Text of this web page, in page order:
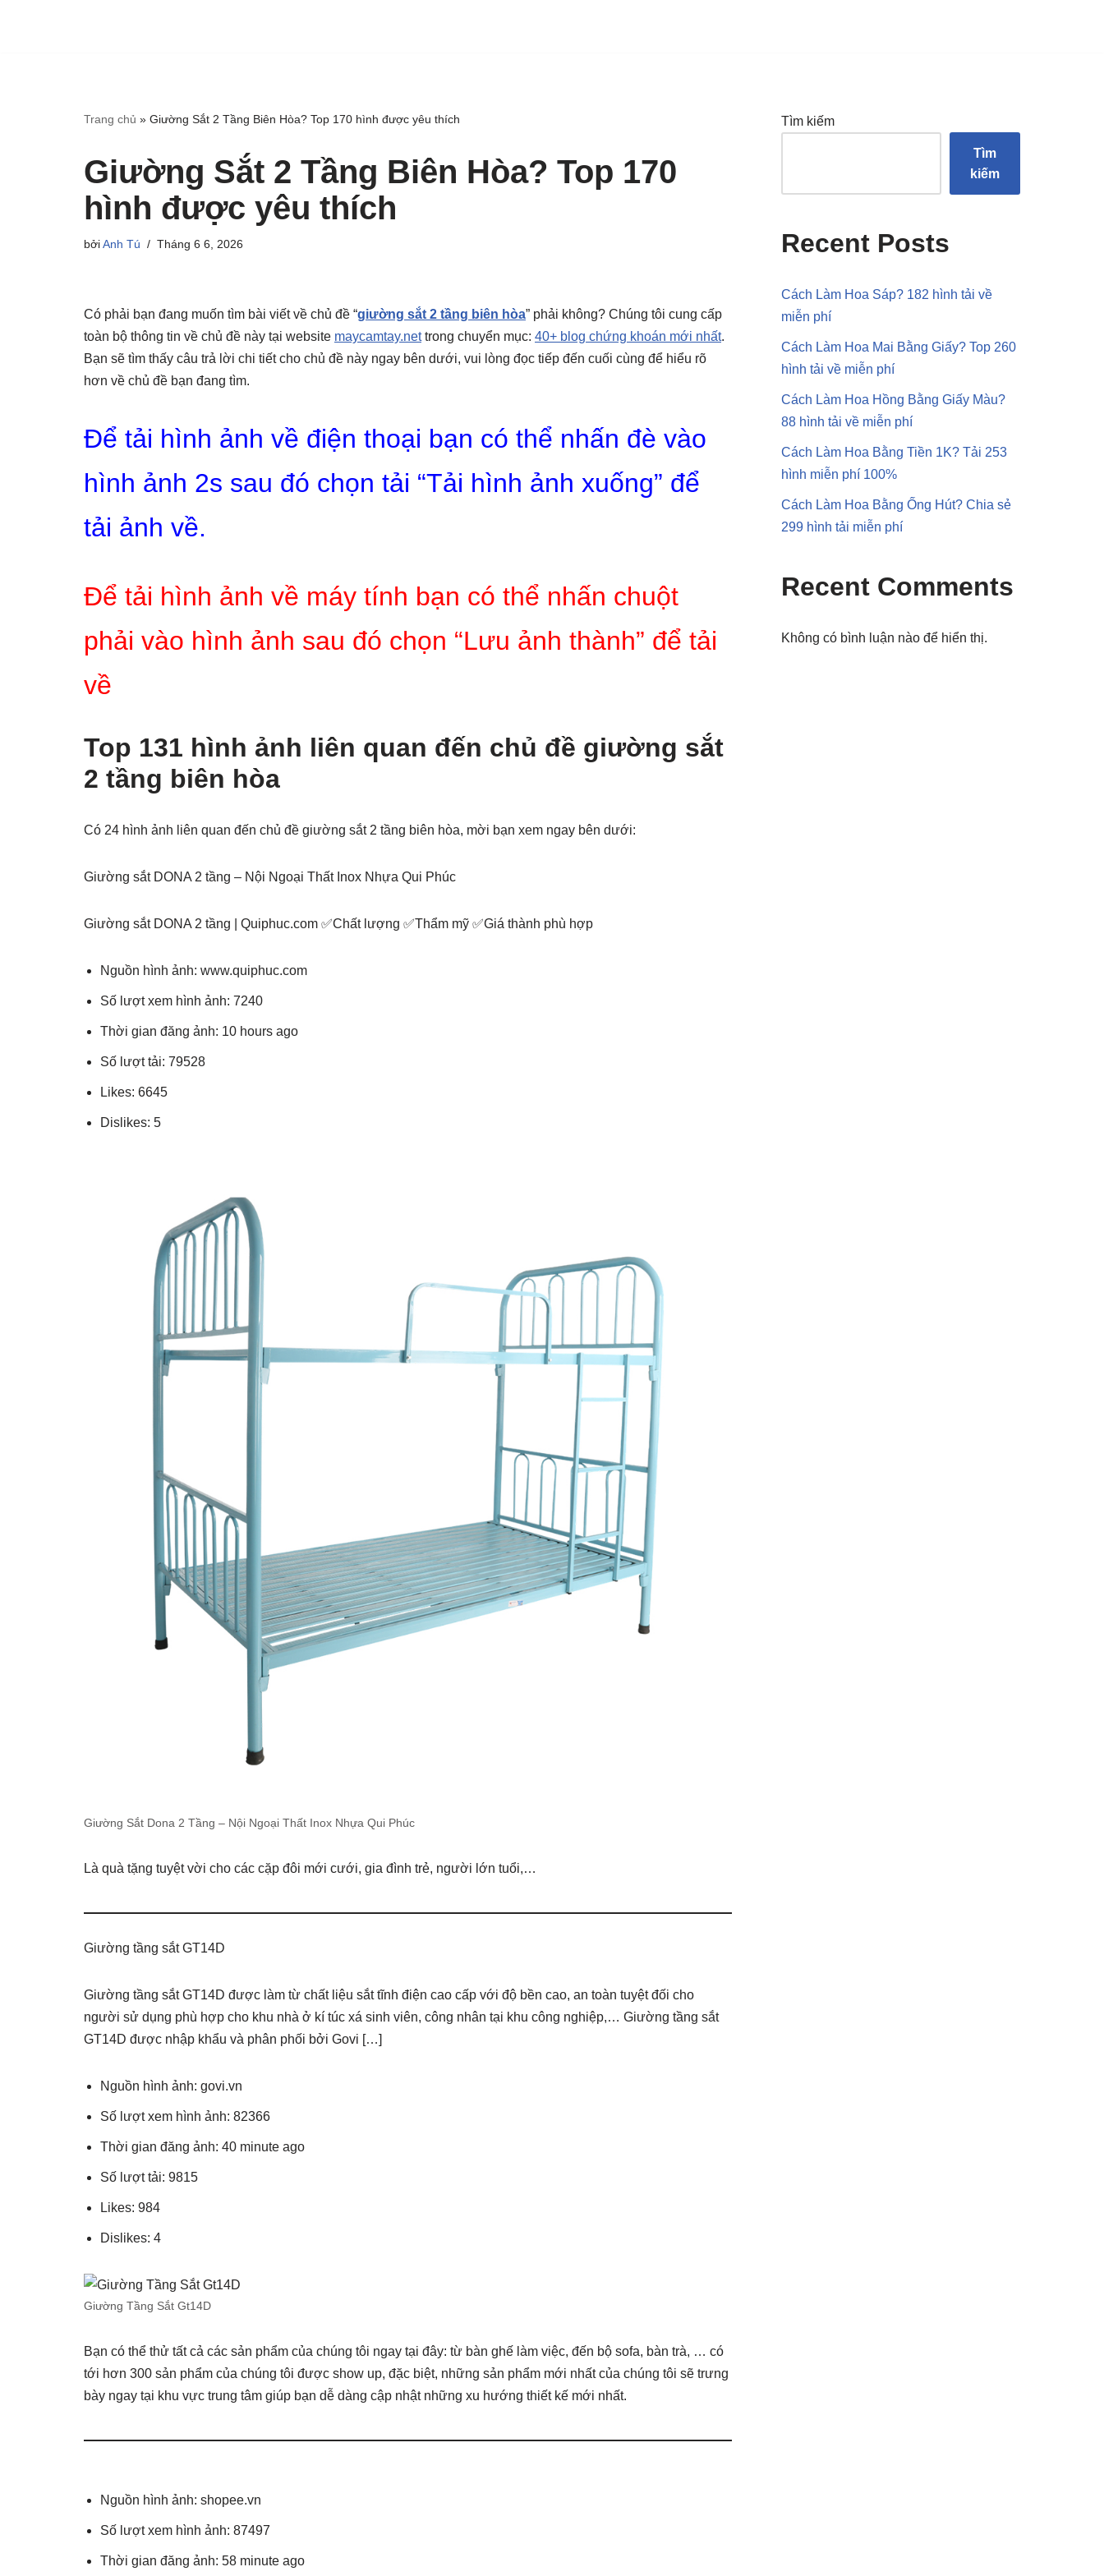
Trang chủ » Giường Sắt 2 Tầng Biên Hòa? Top 170 hình được yêu thích
Giường Sắt 2 Tầng Biên Hòa? Top 170
hình được yêu thích
bởiAnh Tú Tháng 6 6, 2026
Có phải bạn đang muốn tìm bài viết về chủ đề “giường sắt 2 tầng biên hòa” phải không? Chúng tôi cung cấp
toàn bộ thông tin về chủ đề này tại website maycamtay.nettrong chuyển mục: 40+ blog chứng khoán mới nhất.
Bạn sẽ tìm thấy câu trả lời chi tiết cho chủ đề này ngay bên dưới, vui lòng đọc tiếp đến cuối cùng để hiểu rõ
hơn về chủ đề bạn đang tìm.
Để tải hình ảnh về điện thoại bạn có thể nhấn đè vào
hình ảnh 2s sau đó chọn tải “Tải hình ảnh xuống” để
tải ảnh về.
Để tải hình ảnh về máy tính bạn có thể nhấn chuột
phải vào hình ảnh sau đó chọn “Lưu ảnh thành” để tải
về
Top 131 hình ảnh liên quan đến chủ đề giường sắt
2 tầng biên hòa
Có 24 hình ảnh liên quan đến chủ đề giường sắt 2 tầng biên hòa, mời bạn xem ngay bên dưới:
Giường sắt DONA 2 tầng – Nội Ngoại Thất Inox Nhựa Qui Phúc
Giường sắt DONA 2 tầng | Quiphuc.com ✅Chất lượng ✅Thẩm mỹ ✅Giá thành phù hợp
Nguồn hình ảnh: www.quiphuc.com
Số lượt xem hình ảnh: 7240
Thời gian đăng ảnh: 10 hours ago
Số lượt tải: 79528
Likes: 6645
Dislikes: 5
Giường Sắt Dona 2 Tầng – Nội Ngoại Thất Inox Nhựa Qui Phúc
Là quà tặng tuyệt vời cho các cặp đôi mới cưới, gia đình trẻ, người lớn tuổi,…
Giường tầng sắt GT14D
Giường tầng sắt GT14D được làm từ chất liệu sắt tĩnh điện cao cấp với độ bền cao, an toàn tuyệt đối cho
người sử dụng phù hợp cho khu nhà ở kí túc xá sinh viên, công nhân tại khu công nghiệp,… Giường tầng sắt
GT14D được nhập khẩu và phân phối bởi Govi […]
Nguồn hình ảnh: govi.vn
Số lượt xem hình ảnh: 82366
Thời gian đăng ảnh: 40 minute ago
Số lượt tải: 9815
Likes: 984
Dislikes: 4
Giường Tầng Sắt Gt14D
Bạn có thể thử tất cả các sản phẩm của chúng tôi ngay tại đây: từ bàn ghế làm việc, đến bộ sofa, bàn trà, … có
tới hơn 300 sản phẩm của chúng tôi được show up, đặc biệt, những sản phẩm mới nhất của chúng tôi sẽ trưng
bày ngay tại khu vực trung tâm giúp bạn dễ dàng cập nhật những xu hướng thiết kế mới nhất.
Nguồn hình ảnh: shopee.vn
Số lượt xem hình ảnh: 87497
Thời gian đăng ảnh: 58 minute ago
Tìm kiếm
Tìm
kiếm
Recent Posts
Cách Làm Hoa Sáp? 182 hình tải về
miễn phí
Cách Làm Hoa Mai Bằng Giấy? Top 260
hình tải về miễn phí
Cách Làm Hoa Hồng Bằng Giấy Màu?
88 hình tải về miễn phí
Cách Làm Hoa Bằng Tiền 1K? Tải 253
hình miễn phí 100%
Cách Làm Hoa Bằng Ống Hút? Chia sẻ
299 hình tải miễn phí
Recent Comments
Không có bình luận nào để hiển thị.